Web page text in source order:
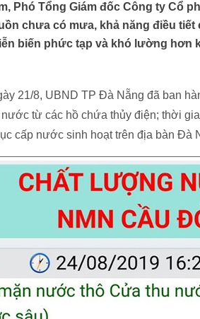
Phó Tổng Giám đốc Công ty Cổ
chưa có mưa, khả năng điều
biến phức tạp và khó lường hơn
21/8, UBND TP Đà Nẵng đã ban
từ các hồ chứa thủy điện; thời
cấp nước sinh hoạt trên địa bàn Đà